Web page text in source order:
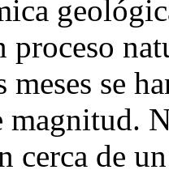
proceso
se
magnitud.
cerca de